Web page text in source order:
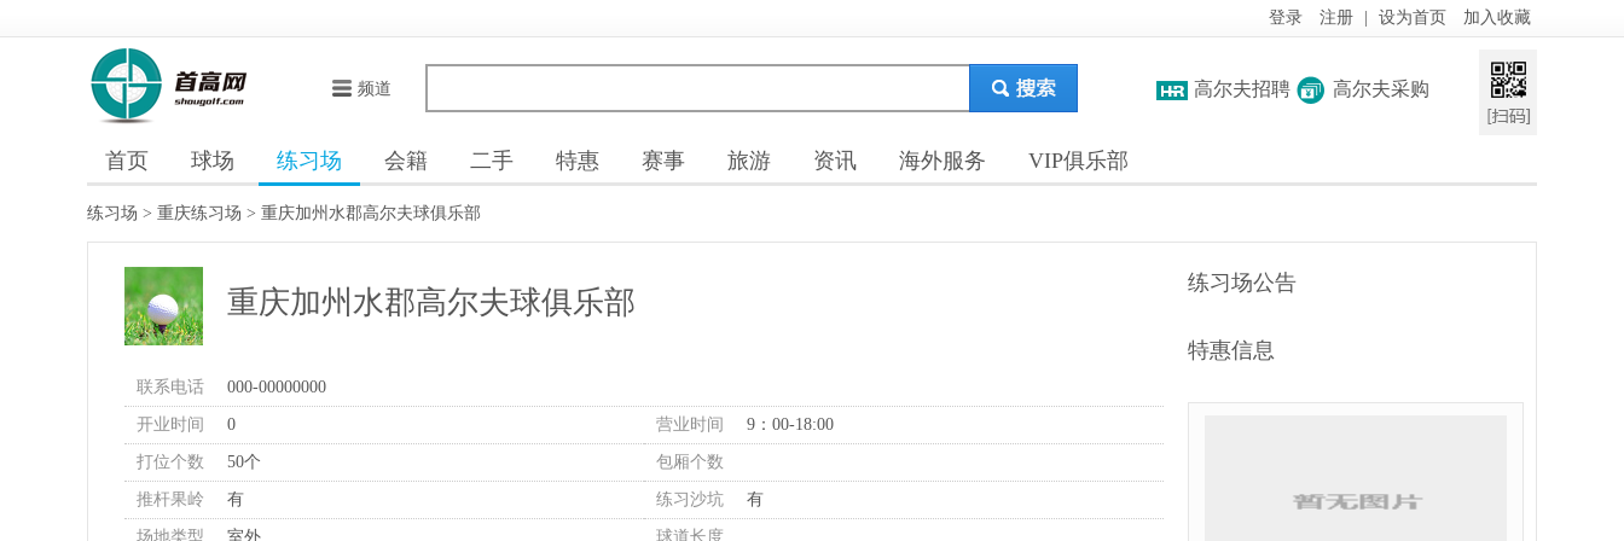
登录 注册 设为首页 加入收藏
高尔夫招聘 高尔夫采购
频道
首页 球场 练习场 会籍 二手 特惠 赛事 旅游 资讯 海外服务 VIP俱乐部
练习场 > 重庆练习场 > 重庆加州水郡高尔夫球俱乐部
重庆加州水郡高尔夫球俱乐部
联系电话 000-00000000
开业时间 0 营业时间 9：00-18:00
打位个数 50个 包厢个数
推杆果岭 有 练习沙坑 有
场地类型 室外 球道长度
练习场公告
特惠信息